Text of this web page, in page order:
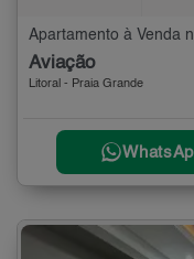
Apartamento à Venda
Aviação
Litoral - Praia Grande